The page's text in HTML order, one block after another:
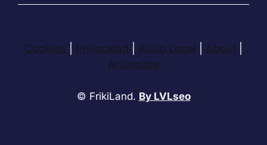
© FrikiLand. By LVLseo
Cookies Privacidad Aviso Legal About
Anúnciate